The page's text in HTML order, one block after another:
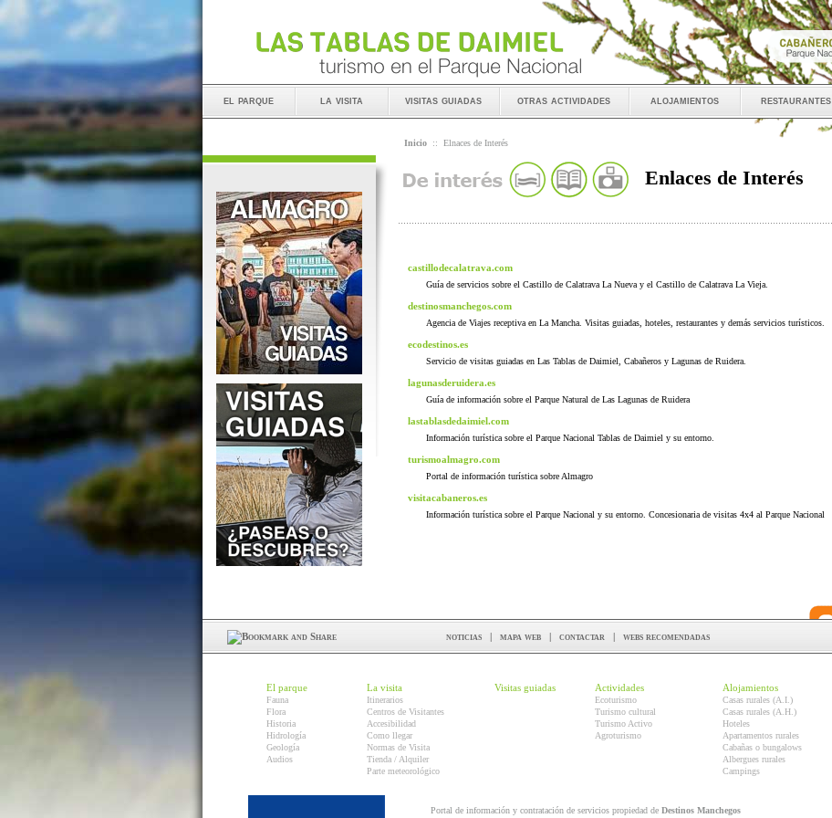
el parque la visita visitas guiadas otras actividades alojamientos restaurantes
Inicio :: Elnaces de Interés
Enlaces de Interés
castillodecalatrava.com
Guía de servicios sobre el Castillo de Calatrava La Nueva y el Castillo de Calatrava La Vieja.
destinosmanchegos.com
Agencia de Viajes receptiva en La Mancha. Visitas guiadas, hoteles, restaurantes y demás servicios turísticos.
ecodestinos.es
Servicio de visitas guiadas en Las Tablas de Daimiel, Cabañeros y Lagunas de Ruidera.
lagunasderuidera.es
Guía de información sobre el Parque Natural de Las Lagunas de Ruidera
lastablasdedaimiel.com
Información turística sobre el Parque Nacional Tablas de Daimiel y su entorno.
turismoalmagro.com
Portal de información turística sobre Almagro
visitacabaneros.es
Información turística sobre el Parque Nacional y su entorno. Concesionaria de visitas 4x4 al Parque Nacional
noticias | mapa web | contactar | webs recomendadas
El parque
Fauna
Flora
Historia
Hidrología
Geología
Audios
La visita
Itinerarios
Centros de Visitantes
Accesibilidad
Como llegar
Normas de Visita
Tienda / Alquiler
Parte meteorológico
Visitas guiadas Actividades
Ecoturismo
Turismo cultural
Turismo Activo
Agroturismo
Alojamientos
Casas rurales (A.I.)
Casas rurales (A.H.)
Hoteles
Apartamentos rurales
Cabañas o bungalows
Albergues rurales
Campings
Portal de información y contratación de servicios propiedad de Destinos Manchegos